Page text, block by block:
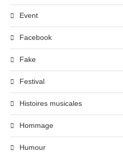
Event
Facebook
Fake
Festival
Histoires musicales
Hommage
Humour